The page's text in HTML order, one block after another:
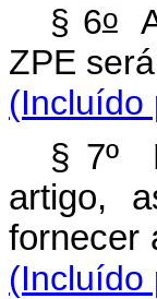
§ 6oA
ZPE
(Incluído
§ 7º
artigo,
fornecer
(Incluído